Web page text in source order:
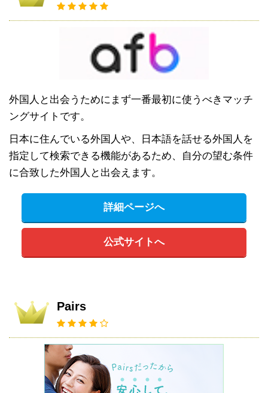
外国人と出会うためにまず一番最初に使うべきマッチ
ングサイトです。
日本に住んでいる外国人や、日本語を話せる外国人を
指定して検索できる機能があるため、自分の望む条件
に合致した外国人と出会えます。
詳細ページへ
公式サイトへ
Pairs